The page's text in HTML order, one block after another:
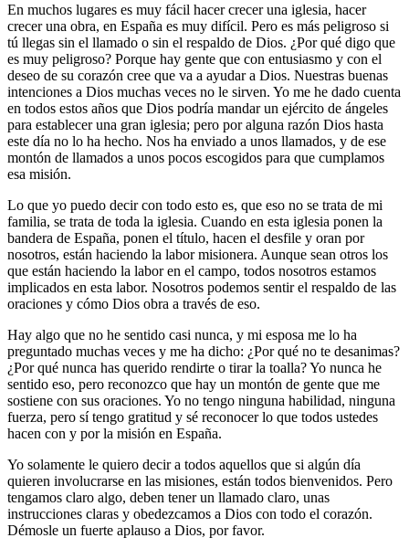
En muchos lugares es muy fácil hacer crecer una iglesia, hacer
crecer una obra, en España es muy difícil. Pero es más peligroso si
tú llegas sin el llamado o sin el respaldo de Dios. ¿Por qué digo que
es muy peligroso? Porque hay gente que con entusiasmo y con el
deseo de su corazón cree que va a ayudar a Dios. Nuestras buenas
intenciones a Dios muchas veces no le sirven. Yo me he dado cuenta
en todos estos años que Dios podría mandar un ejército de ángeles
para establecer una gran iglesia; pero por alguna razón Dios hasta
este día no lo ha hecho. Nos ha enviado a unos llamados, y de ese
montón de llamados a unos pocos escogidos para que cumplamos
esa misión.
Lo que yo puedo decir con todo esto es, que eso no se trata de mi
familia, se trata de toda la iglesia. Cuando en esta iglesia ponen la
bandera de España, ponen el título, hacen el desfile y oran por
nosotros, están haciendo la labor misionera. Aunque sean otros los
que están haciendo la labor en el campo, todos nosotros estamos
implicados en esta labor. Nosotros podemos sentir el respaldo de las
oraciones y cómo Dios obra a través de eso.
Hay algo que no he sentido casi nunca, y mi esposa me lo ha
preguntado muchas veces y me ha dicho: ¿Por qué no te desanimas?
¿Por qué nunca has querido rendirte o tirar la toalla? Yo nunca he
sentido eso, pero reconozco que hay un montón de gente que me
sostiene con sus oraciones. Yo no tengo ninguna habilidad, ninguna
fuerza, pero sí tengo gratitud y sé reconocer lo que todos ustedes
hacen con y por la misión en España.
Yo solamente le quiero decir a todos aquellos que si algún día
quieren involucrarse en las misiones, están todos bienvenidos. Pero
tengamos claro algo, deben tener un llamado claro, unas
instrucciones claras y obedezcamos a Dios con todo el corazón.
Démosle un fuerte aplauso a Dios, por favor.